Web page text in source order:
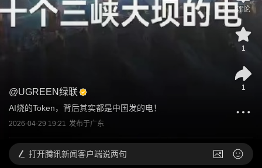
@UGREEN绿联
AI烧的Token，背后其实都是中国发的电！
2026-04-29 19:21 发布于广东
评论
1
1
打开腾讯新闻客户端说两句